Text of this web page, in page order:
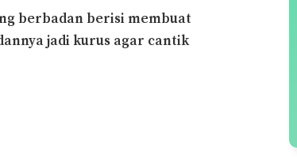
berbadan berisi membuat
jadi kurus agar cantik